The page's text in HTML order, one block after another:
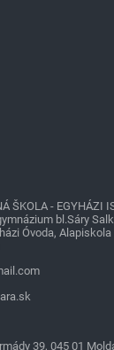
ŠKOLA - EGYHÁZI
bl.Sáry
Óvoda,
39, 045 01